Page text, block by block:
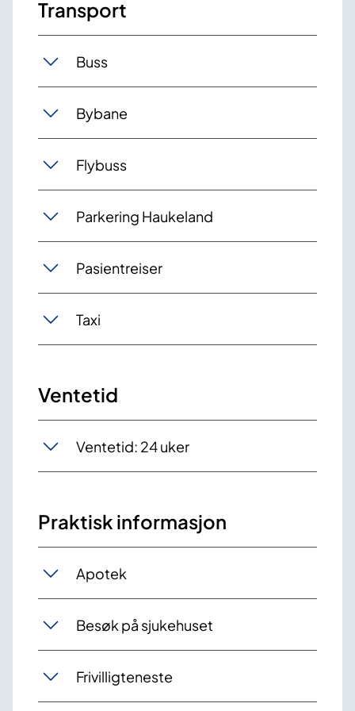
Transport
Buss
Bybane
Flybuss
Parkering Haukeland
Pasientreiser
Taxi
Ventetid
Ventetid: 24 uker
Praktisk informasjon
Apotek
Besøk på sjukehuset
Frivilligteneste